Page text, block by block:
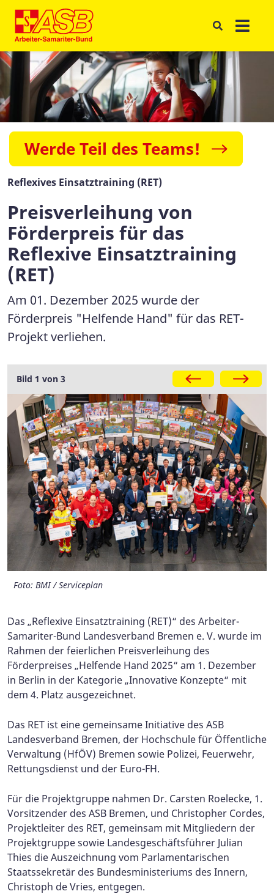
Werde Teil des Teams!
Reflexives Einsatztraining (RET)
Preisverleihung von
Förderpreis für das
Reflexive Einsatztraining
(RET)
Am 01. Dezember 2025 wurde der
Förderpreis "Helfende Hand" für das RET-
Projekt verliehen.
Galerie
Foto: BMI / Serviceplan
Foto: BMI / Serviceplan
Foto: BMI / Serviceplan
Bild 1 von 3
Das „Reflexive Einsatztraining (RET)“ des Arbeiter-
Samariter-Bund Landesverband Bremen e. V. wurde im
Rahmen der feierlichen Preisverleihung des
Förderpreises „Helfende Hand 2025“ am 1. Dezember
in Berlin in der Kategorie „Innovative Konzepte“ mit
dem 4. Platz ausgezeichnet.
Das RET ist eine gemeinsame Initiative des ASB
Landesverband Bremen, der Hochschule für Öffentliche
Verwaltung (HfÖV) Bremen sowie Polizei, Feuerwehr,
Rettungsdienst und der Euro-FH.
Für die Projektgruppe nahmen Dr. Carsten Roelecke, 1.
Vorsitzender des ASB Bremen, und Christopher Cordes,
Projektleiter des RET, gemeinsam mit Mitgliedern der
Projektgruppe sowie Landesgeschäftsführer Julian
Thies die Auszeichnung vom Parlamentarischen
Staatssekretär des Bundesministeriums des Innern,
Christoph de Vries, entgegen.